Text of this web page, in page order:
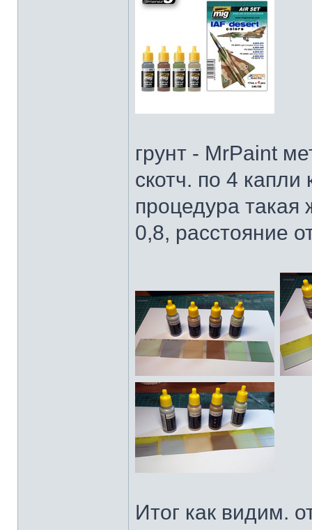
грунт - MrPaint
скотч. по 4 капли
процедура
0,8, расстояние
Итог как видим.